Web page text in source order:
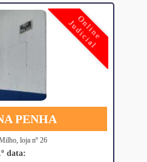
Online
Judicial
PENHA
loja nº 26
data: